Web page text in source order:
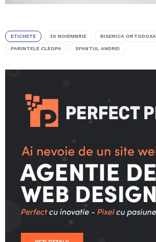
ETICHETE 30 NOIEMBRIE BISERICA ORTODOXA
PARINTELE CLEOPA SFANTUL ANDREI